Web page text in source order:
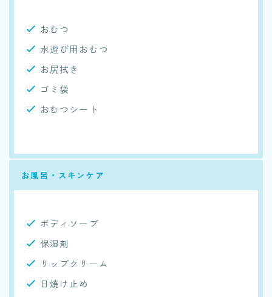
おむつ
水遊び用おむつ
お尻拭き
ゴミ袋
おむつシート
お風呂・スキンケア
ボディソープ
保湿剤
リップクリーム
日焼け止め